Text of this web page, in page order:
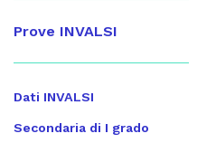
Prove INVALSI
Dati INVALSI
Secondaria di I grado